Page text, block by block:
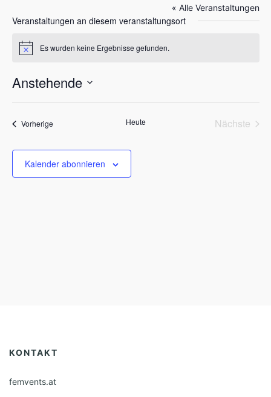
« Alle Veranstaltungen
Veranstaltungen an diesem veranstaltungsort
H
w
e
i
Es wurden keine Ergebnisse gefunden.
Anstehende
t
m
ä
VorherigeVeranstaltungen Heute
Nächste
Kalender abonnieren
KONTAKT
femvents.at